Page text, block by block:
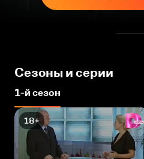
Сезоны и серии
1-й сезон
18+